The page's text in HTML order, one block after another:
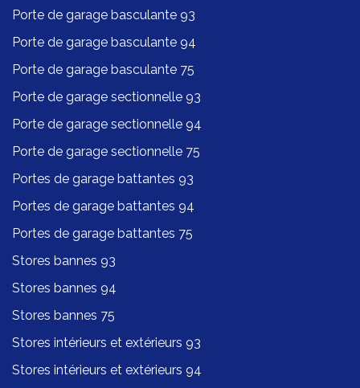
Porte de garage basculante 93
Porte de garage basculante 94
Porte de garage basculante 75
Porte de garage sectionnelle 93
Porte de garage sectionnelle 94
Porte de garage sectionnelle 75
Portes de garage battantes 93
Portes de garage battantes 94
Portes de garage battantes 75
Stores bannes 93
Stores bannes 94
Stores bannes 75
Stores intérieurs et extérieurs 93
Stores intérieurs et extérieurs 94